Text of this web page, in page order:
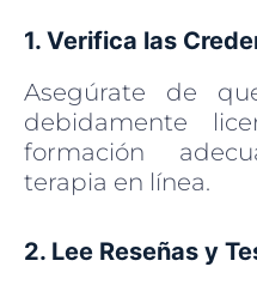
1. Verifica las
Asegúrate de
debidamente
formación
terapia en línea.
2. Lee Reseñas y